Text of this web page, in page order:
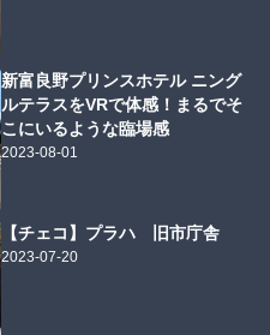
新富良野プリンスホテル ニング
ルテラスをVRで体感！まるでそ
こにいるような臨場感
2023-08-01
【チェコ】プラハ 旧市庁舎
2023-07-20